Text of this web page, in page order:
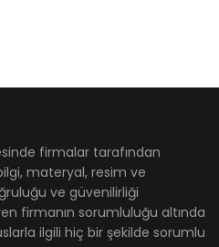
firmalar tarafından
materyal, resim ve
ve güvenilirliği
firmanın sorumluluğu altında
ilgili hiç bir şekilde sorumlu